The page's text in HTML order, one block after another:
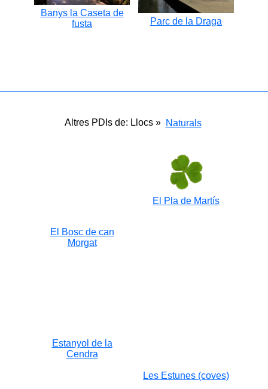
Banys la Caseta de
fusta
Parc de la Draga
Altres PDIs de: Llocs » Naturals
El Bosc de can
Morgat
El Pla de Martís
Estanyol de la
Cendra
Les Estunes (coves)